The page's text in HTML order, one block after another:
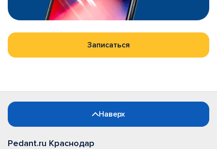
Записаться
Наверх
Pedant.ru Краснодар